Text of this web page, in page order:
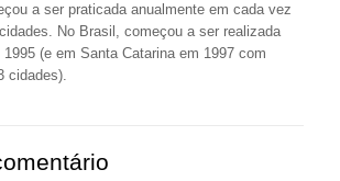
a ser praticada anualmente em cada vez
No Brasil, começou a ser realizada
(e em Santa Catarina em 1997 com
cidades).